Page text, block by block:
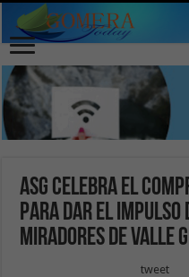
ASG celebra el
para dar el
miradores de Valle
tweet